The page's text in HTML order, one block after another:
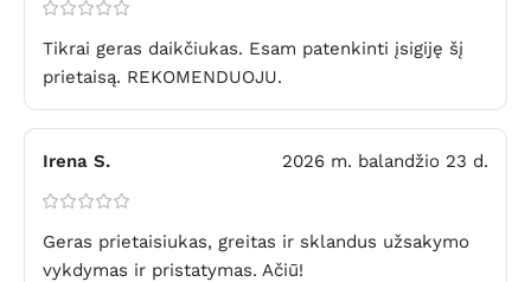
Tikrai geras daikčiukas. Esam patenkinti įsigiję šį
prietaisą. REKOMENDUOJU.
Irena S. 2026 m. balandžio 23 d.
Geras prietaisiukas, greitas ir sklandus užsakymo
vykdymas ir pristatymas. Ačiū!